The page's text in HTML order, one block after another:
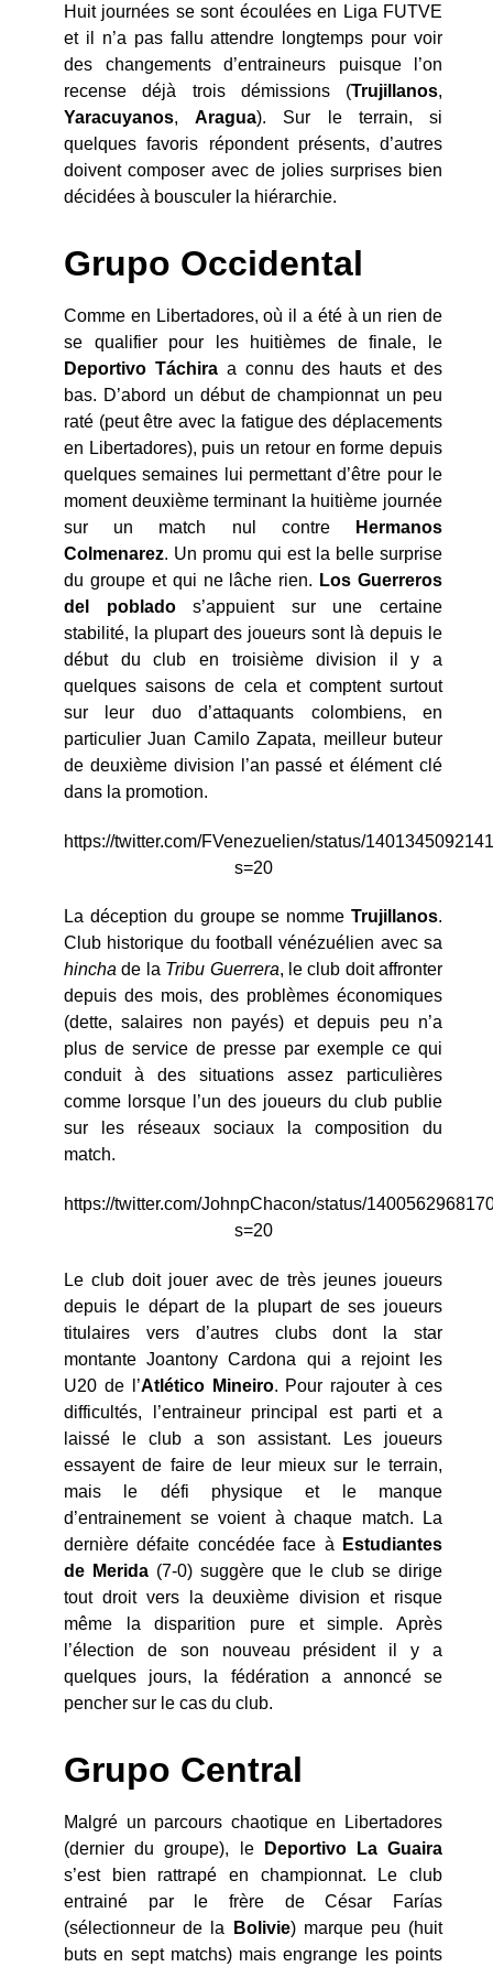
Huit journées se sont écoulées en Liga FUTVE
et il n’a pas fallu attendre longtemps pour voir
des changements d’entraineurs puisque l’on
recense déjà trois démissions (Trujillanos,
Yaracuyanos,Aragua). Sur le terrain, si
quelques favoris répondent présents, d’autres
doivent composer avec de jolies surprises bien
décidées à bousculer la hiérarchie.
Grupo Occidental
Comme en Libertadores, où il a été à un rien de
se qualifier pour les huitièmes de finale, le
Deportivo Táchiraa connu des hauts et des
bas. D’abord un début de championnat un peu
raté (peut être avec la fatigue des déplacements
en Libertadores), puis un retour en forme depuis
quelques semaines lui permettant d’être pour le
moment deuxième terminant la huitième journée
sur un match nul contre
Hermanos
Colmenarez. Un promu qui est la belle surprise
du groupe et qui ne lâche rien. Los Guerreros
del poblados’appuient sur une certaine
stabilité, la plupart des joueurs sont là depuis le
début du club en troisième division il y a
quelques saisons de cela et comptent surtout
sur leur duo d’attaquants colombiens, en
particulier Juan Camilo Zapata, meilleur buteur
de deuxième division l’an passé et élément clé
dans la promotion.
https://twitter.com/FVenezuelien/status/
s=20
La déception du groupe se nomme Trujillanos.
Club historique du football vénézuélien avec sa
hincha de la Tribu Guerrera, le club doit affronter
depuis des mois, des problèmes économiques
(dette, salaires non payés) et depuis peu n’a
plus de service de presse par exemple ce qui
conduit à des situations assez particulières
comme lorsque l’un des joueurs du club publie
sur les réseaux sociaux la composition du
match.
https://twitter.com/JohnpChacon/status/
s=20
Le club doit jouer avec de très jeunes joueurs
depuis le départ de la plupart de ses joueurs
titulaires vers d’autres clubs dont la star
montante Joantony Cardona qui a rejoint les
U20 de l’Atlético Mineiro. Pour rajouter à ces
difficultés, l’entraineur principal est parti et a
laissé le club a son assistant. Les joueurs
essayent de faire de leur mieux sur le terrain,
mais le défi physique et le manque
d’entrainement se voient à chaque match. La
dernière défaite concédée face à
Estudiantes
de Merida (7-0) suggère que le club se dirige
tout droit vers la deuxième division et risque
même la disparition pure et simple. Après
l’élection de son nouveau président il y a
quelques jours, la fédération a annoncé se
pencher sur le cas du club.
Grupo Central
Malgré un parcours chaotique en Libertadores
(dernier du groupe), le
Deportivo La Guaira
s’est bien rattrapé en championnat. Le club
entrainé par le frère de César Farías
(sélectionneur de la
Bolivie) marque peu (huit
buts en sept matchs) mais engrange les points